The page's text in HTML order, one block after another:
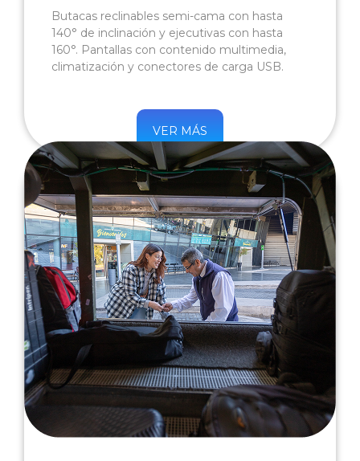
Butacas reclinables semi-cama con hasta
140° de inclinación y ejecutivas con hasta
160°. Pantallas con contenido multimedia,
climatización y conectores de carga USB.
VER MÁS